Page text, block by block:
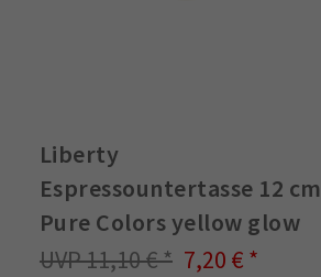
Liberty
Espressountertasse 12 cm
Pure Colors yellow glow
11,10 €
7,20 €